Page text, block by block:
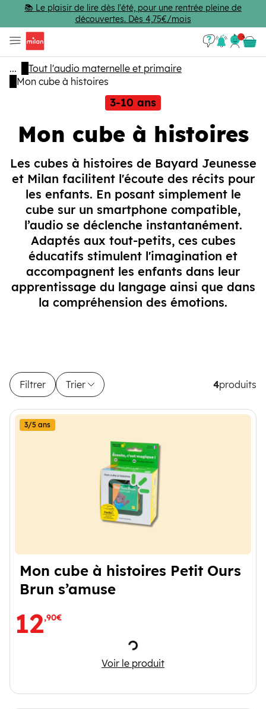
Passer au contenu principal
📚 Le plaisir de lire dès l'été, pour une rentrée pleine de
découvertes. Dès 4,75€/mois
Se
...
Tout l'audio maternelle et primaire
Mon cube à histoires
3-10 ans
Mon cube à histoires
Les cubes à histoires de Bayard Jeunesse
et Milan facilitent l'écoute des récits pour
les enfants. En posant simplement le
cube sur un smartphone compatible,
l’audio se déclenche instantanément.
Adaptés aux tout-petits, ces cubes
éducatifs stimulent l'imagination et
accompagnent les enfants dans leur
apprentissage du langage ainsi que dans
la compréhension des émotions.
Filtrer Trier 4produits
4 produits disponibles
Mon cube à histoires Petit Ours
Brun s’amuse
3/5 ans
12,90€
Chargement
Voir le produitMon cube à histoires Petit